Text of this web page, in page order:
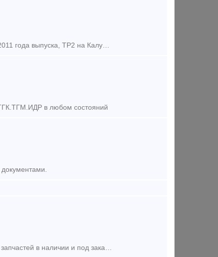
Выправочно-подбивочно-рихтовочная машина. ВПРС-02 №159 (19550003) 2011 года выпуска, ТР2 на Калужском заводе январь 2021 года, общая наработка 15586 машино-часов КИС- Матэск Цена 60 000 000,00
в любом состояний
В наличии на складе стеклоочиститель СЛ-440Б. А также большой выбор жд запчастей в наличии и под заказ. Тип предложения: предлагаю продукцию, услугу